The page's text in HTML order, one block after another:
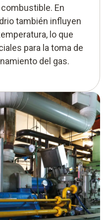
En
también influyen
lo que
para la toma de
del gas.